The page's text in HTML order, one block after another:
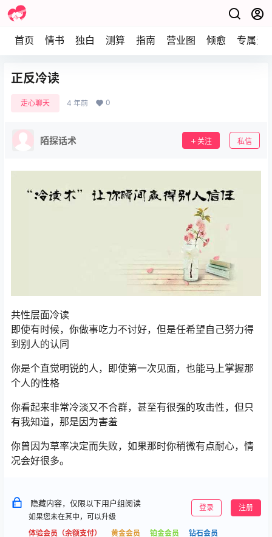
首页 情书 独白 测算 指南 营业图 倾愈 专属资
正反冷读
走心聊天 4 年前 0
陌探话术 关注 私信
共性层面冷读
即使有时候，你做事吃力不讨好，但是任希望自己努力得
到别人的认同
你是个直觉明锐的人，即使第一次见面，也能马上掌握那
个人的性格
你看起来非常冷淡又不合群，甚至有很强的攻击性，但只
有我知道，那是因为害羞
你曾因为草率决定而失败，如果那时你稍微有点耐心，情
况会好很多。
隐藏内容，仅限以下用户组阅读
如果您未在其中，可以升级
体验会员（余额支付）
黄金会员 铂金会员 钻石会员
登录 注册